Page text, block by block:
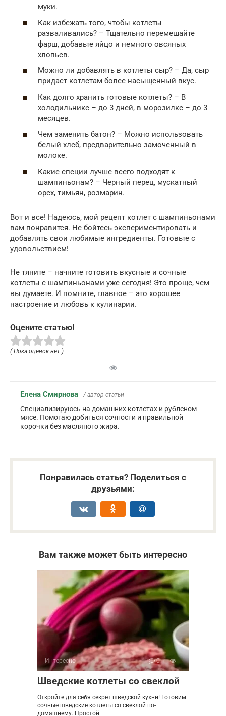
муки.
Как избежать того, чтобы котлеты
разваливались? – Тщательно перемешайте
фарш, добавьте яйцо и немного овсяных
хлопьев.
Можно ли добавлять в котлеты сыр? – Да, сыр
придаст котлетам более насыщенный вкус.
Как долго хранить готовые котлеты? – В
холодильнике – до 3 дней, в морозилке – до 3
месяцев.
Чем заменить батон? – Можно использовать
белый хлеб, предварительно замоченный в
молоке.
Какие специи лучше всего подходят к
шампиньонам? – Черный перец, мускатный
орех, тимьян, розмарин.
Вот и все! Надеюсь, мой рецепт котлет с шампиньонами
вам понравится. Не бойтесь экспериментировать и
добавлять свои любимые ингредиенты. Готовьте с
удовольствием!
Не тяните – начните готовить вкусные и сочные
котлеты с шампиньонами уже сегодня! Это проще, чем
вы думаете. И помните, главное – это хорошее
настроение и любовь к кулинарии.
Оцените статью!
( Пока оценок нет )
Елена Смирнова / автор статьи
Специализируюсь на домашних котлетах и рубленом
мясе. Помогаю добиться сочности и правильной
корочки без масляного жира.
Понравилась статья? Поделиться с
друзьями:
Вам также может быть интересно
Интересно 0
Шведские котлеты со свеклой
Откройте для себя секрет шведской кухни! Готовим
сочные шведские котлеты со свеклой по-
домашнему. Простой